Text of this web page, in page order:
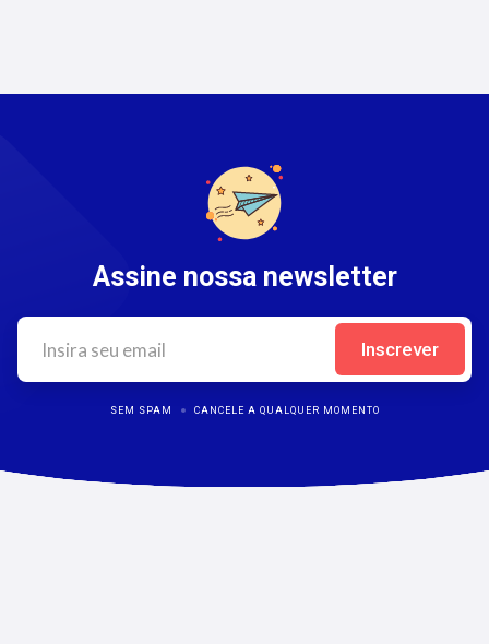
Assine nossa newsletter
SEM SPAM CANCELE A QUALQUER MOMENTO